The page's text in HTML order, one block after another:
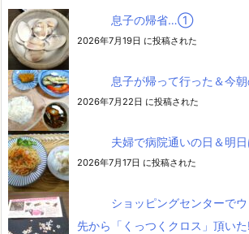
息子の帰省…➀
2026年7月19日 に投稿された
息子が帰って行った＆今
2026年7月22日 に投稿された
夫婦で病院通いの日＆明
2026年7月17日 に投稿された
ショッピングセンターで
先から「くっつくクロス」頂いた!